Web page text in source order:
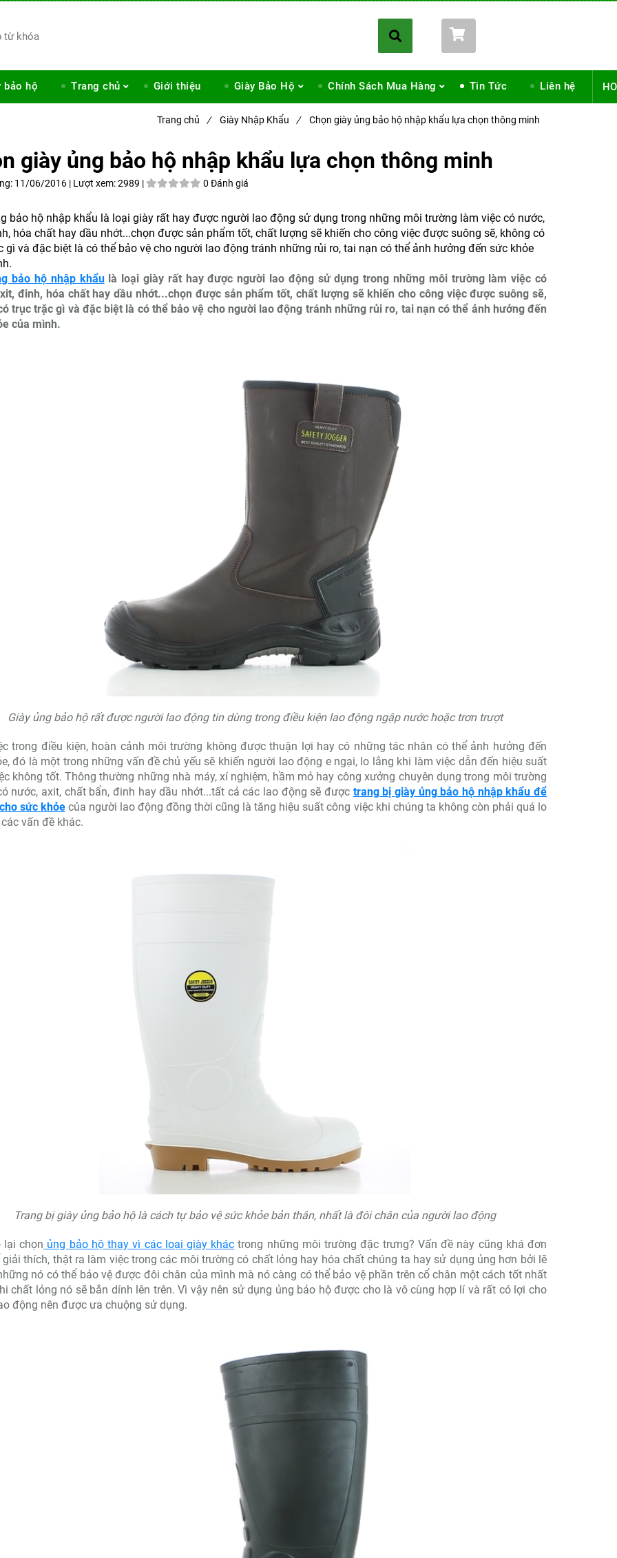
bảo hộ Trang chủ Giới thiệu Giày Bảo Hộ Chính Sách Mua Hàng Tin Tức Liên hệ
Trang chủ / Giày Nhập Khẩu / Chọn giày ủng bảo hộ nhập khẩu lựa chọn thông minh
giày ủng bảo hộ nhập khẩu lựa chọn thông minh
11/06/2016 | Lượt xem:2989 | 0 Đánh giá
bảo hộ nhập khẩu là loại giày rất hay được người lao động sử dụng trong những môi trường làm việc có nước,
hóa chất hay dầu nhớt...chọn được sản phẩm tốt, chất lượng sẽ khiến cho công việc được suông sẽ, không có
gì và đặc biệt là có thể bảo vệ cho người lao động tránh những rủi ro, tai nạn có thể ảnh hưởng đến sức khỏe
bảo hộ nhập khẩulà loại giày rất hay được người lao động sử dụng trong những môi trường làm việc có
đinh, hóa chất hay dầu nhớt...chọn được sản phẩm tốt, chất lượng sẽ khiến cho công việc được suông sẽ,
trục trặc gì và đặc biệt là có thể bảo vệ cho người lao động tránh những rủi ro, tai nạn có thể ảnh hưởng đến
của mình.
Giày ủng bảo hộ rất được người lao động tin dùng trong điều kiện lao động ngập nước hoặc trơn trượt
trong điều kiện, hoàn cảnh môi trường không được thuận lợi hay có những tác nhân có thể ảnh hưởng đến
đó là một trong những vấn đề chủ yếu sẽ khiến người lao động e ngại, lo lắng khi làm việc dẫn đến hiệu suất
không tốt. Thông thường những nhà máy, xí nghiệm, hầm mỏ hay công xưởng chuyên dụng trong môi trường
nước, axit, chất bẩn, đinh hay dầu nhớt...tất cả các lao động sẽ được trang bị giày ủng bảo hộ nhập khẩu để
sức khỏecủa người lao động đồng thời cũng là tăng hiệu suất công việc khi chúng ta không còn phải quá lo
vấn đề khác.
Trang bị giày ủng bảo hộ là cách tự bảo vệ sức khỏe bản thân, nhất là đôi chân của người lao động
lại chọn ủng bảo hộ thay vì các loại giày khác trong những môi trường đặc trưng? Vấn đề này cũng khá đơn
giải thích, thật ra làm việc trong các môi trường có chất lỏng hay hóa chất chúng ta hay sử dụng ủng hơn bởi lẽ
nó có thể bảo vệ được đôi chân của mình mà nó càng có thể bảo vệ phần trên cổ chân một cách tốt nhất
chất lỏng nó sẽ bắn dính lên trên. Vì vậy nên sử dụng ủng bảo hộ được cho là vô cùng hợp lí và rất có lợi cho
động nên được ưa chuộng sử dụng.